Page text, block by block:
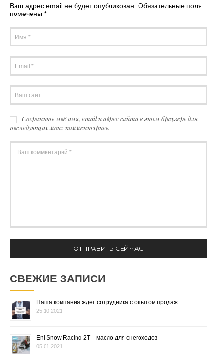
Ваш адрес email не будет опубликован. Обязательные поля
помечены *
Сохранить моё имя, email и адрес сайта в этом браузере для
последующих моих комментариев.
СВЕЖИЕ ЗАПИСИ
Наша компания ждет сотрудника с опытом продаж
25.10.2021
Eni Snow Racing 2T – масло для снегоходов
05.01.2021